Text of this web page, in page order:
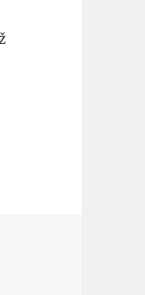
2019? Mám si